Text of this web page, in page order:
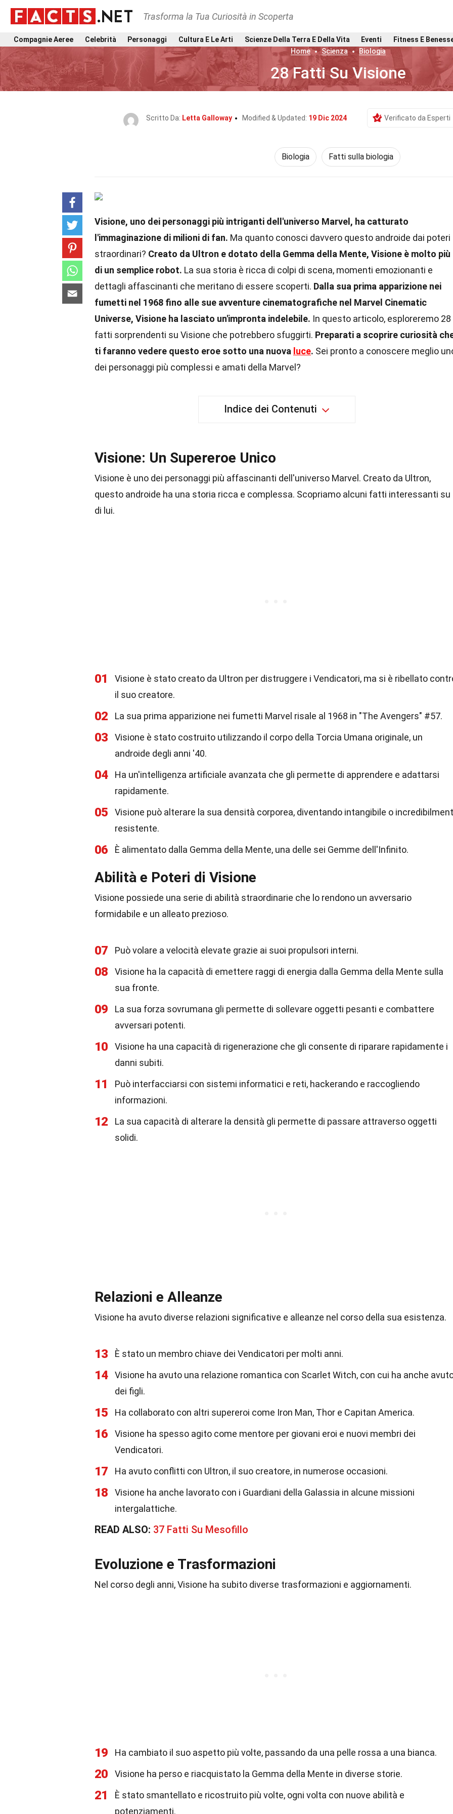
Trasforma la Tua Curiosità in Scoperta
Compagnie Aeree Celebrità Personaggi Cultura E Le Arti Scienze Della Terra E Della Vita Eventi
Fitness E
Home
Scienza Biologia
28 Fatti Su Visione
Scritto Da: Letta Galloway Modified & Updated: 19 Dic 2024 Verificato da Esperti
Biologia Fatti sulla biologia
Visione, uno dei personaggi più intriganti dell'universo Marvel, ha catturato
l'immaginazione di milioni di fan. Ma quanto conosci davvero questo androide dai poteri
straordinari? Creato da Ultron e dotato della Gemma della Mente, Visione è molto più
di un semplice robot. La sua storia è ricca di colpi di scena, momenti emozionanti e
dettagli affascinanti che meritano di essere scoperti. Dalla sua prima apparizione nei
fumetti nel 1968 fino alle sue avventure cinematografiche nel Marvel Cinematic
Universe, Visione ha lasciato un'impronta indelebile. In questo articolo, esploreremo 28
fatti sorprendenti su Visione che potrebbero sfuggirti. Preparati a scoprire curiosità
ti faranno vedere questo eroe sotto una nuova luce. Sei pronto a conoscere meglio
dei personaggi più complessi e amati della Marvel?
Indice dei Contenuti
Visione: Un Supereroe Unico
Visione è uno dei personaggi più affascinanti dell'universo Marvel. Creato da Ultron,
questo androide ha una storia ricca e complessa. Scopriamo alcuni fatti interessanti su
di lui.
01
Visione è stato creato da Ultron per distruggere i Vendicatori, ma si è ribellato
il suo creatore.
02 La sua prima apparizione nei fumetti Marvel risale al 1968 in "The Avengers" #57.
03
Visione è stato costruito utilizzando il corpo della Torcia Umana originale, un
androide degli anni '40.
04
Ha un'intelligenza artificiale avanzata che gli permette di apprendere e adattarsi
rapidamente.
05
Visione può alterare la sua densità corporea, diventando intangibile o
resistente.
06 È alimentato dalla Gemma della Mente, una delle sei Gemme dell'Infinito.
Abilità e Poteri di Visione
Visione possiede una serie di abilità straordinarie che lo rendono un avversario
formidabile e un alleato prezioso.
07 Può volare a velocità elevate grazie ai suoi propulsori interni.
08
Visione ha la capacità di emettere raggi di energia dalla Gemma della Mente sulla
sua fronte.
09
La sua forza sovrumana gli permette di sollevare oggetti pesanti e combattere
avversari potenti.
10
Visione ha una capacità di rigenerazione che gli consente di riparare rapidamente i
danni subiti.
11
Può interfacciarsi con sistemi informatici e reti, hackerando e raccogliendo
informazioni.
12
La sua capacità di alterare la densità gli permette di passare attraverso oggetti
solidi.
Relazioni e Alleanze
Visione ha avuto diverse relazioni significative e alleanze nel corso della sua esistenza.
13 È stato un membro chiave dei Vendicatori per molti anni.
14
Visione ha avuto una relazione romantica con Scarlet Witch, con cui ha anche
dei figli.
15 Ha collaborato con altri supereroi come Iron Man, Thor e Capitan America.
16
Visione ha spesso agito come mentore per giovani eroi e nuovi membri dei
Vendicatori.
17 Ha avuto conflitti con Ultron, il suo creatore, in numerose occasioni.
18
Visione ha anche lavorato con i Guardiani della Galassia in alcune missioni
intergalattiche.
READ ALSO: 37 Fatti Su Mesofillo
Evoluzione e Trasformazioni
Nel corso degli anni, Visione ha subito diverse trasformazioni e aggiornamenti.
19 Ha cambiato il suo aspetto più volte, passando da una pelle rossa a una bianca.
20 Visione ha perso e riacquistato la Gemma della Mente in diverse storie.
21
È stato smantellato e ricostruito più volte, ogni volta con nuove abilità e
potenziamenti.